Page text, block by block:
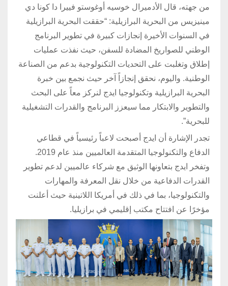
من جهته، قال الأدميرال خوسيه أوغوستو فييرا دا كونا دي
مينيزيس من البحرية البرازيلية: “حققت البحرية البرازيلية
في السنوات الأخيرة إنجازات كبيرة في تطوير البرنامج
الوطني للصواريخ المضادة للسفن، حيث نفذت عمليات
إطلاق وتغلبت على التحديات التكنولوجية بدعم من الصناعة
الوطنية. واليوم، نحقق إنجازاً آخر حيث نجمع بين خبرة
البحرية البرازيلية وتكنولوجيا ايدج لنركز معاً على البحث
والتطوير والابتكار مما سيعزز البرنامج والقدرات التشغيلية
للبحرية”.
تجدر الإشارة أن ايدج أصبحت لاعباً رئيسياً في قطاعي
الدفاع والتكنولوجيا المتقدمة العالميين منذ عام 2019.
وتفخر ايدج بتعاونها الوثيق مع شركاء عالميين لدعم تطوير
القدرات الدفاعية من خلال نقل المعرفة والمهارات
والتكنولوجيا، بما في ذلك في أمريكا اللاتينية حيث أعلنت
مؤخرًا عن افتتاح مكتب إقليمي في برازيليا.